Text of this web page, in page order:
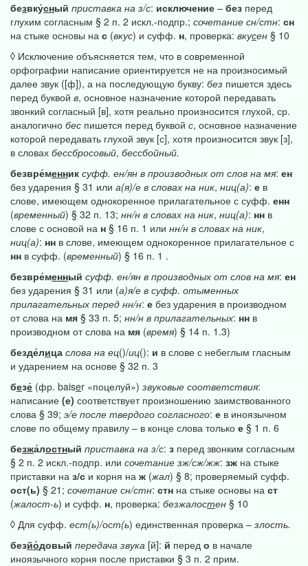
безвку́сный приставка на з/с: исключение – без перед
глухим согласным § 2 п. 2 искл.-подпр.; сочетание сн/стн: сн
на стыке основы на с (вкус) и суфф. н, проверка: вкусен § 10
◊ Исключение объясняется тем, что в современной
орфографии написание ориентируется не на произносимый
далее звук ([ф]), а на последующую букву: без пишется здесь
перед буквой в, основное назначение которой передавать
звонкий согласный [в], хотя реально произносится глухой, ср.
аналогично бес пишется перед буквой с, основное назначение
которой передавать глухой звук [с], хотя произносится звук [з],
в словах бессбросовый, бессбойный.
безвре́менник суфф. ен/ян в производных от слов на мя: ен
без ударения § 31 или а(я)/е в словах на ник, ниц(а): е в
слове, имеющем однокоренное прилагательное с суфф. енн
(временный) § 32 п. 13; нн/н в словах на ник, ниц(а): нн в
слове с основой на н § 16 п. 1 или нн/н в словах на ник,
ниц(а): нн в слове, имеющем однокоренное прилагательное с
нн в суфф. (временный) § 16 п. 1 .
безвре́менный суфф. ен/ян в производных от слов на мя: ен
без ударения § 31 или (а)я/е в суфф. отыменных
прилагательных перед нн/н: е без ударения в производном
от слова на мя § 33 п. 5; нн/н в прилагательных: нн в
производном от слова на мя (время) § 14 п. 1.3)
безде́лица слова на ец()/иц(): и в слове с небеглым гласным
и ударением на основе § 32 п. 3
безе́ (фр. baiser «поцелуй») звуковые соответствия:
написание (е) соответствует произношению заимствованного
слова § 39; э/е после твердого согласного: е в иноязычном
слове по общему правилу – в конце слова только е § 1 п. 6
безжа́лостный приставка на з/с: з перед звонким согласным
§ 2 п. 2 искл.-подпр. или сочетание зж/сж/жж: зж на стыке
приставки на з/с и корня на ж (жал) § 8; проверяемый суфф.
ост(ь) § 21; сочетание сн/стн: стн на стыке основы на ст
(жалост-ь) и суфф. н, проверка: безжалостен § 10
◊ Для суфф. ест(ь)/ост(ь) единственная проверка – злость.
безйо́довый передача звука [й]: й перед о в начале
иноязычного корня после приставки § 3 п. 2 прим.